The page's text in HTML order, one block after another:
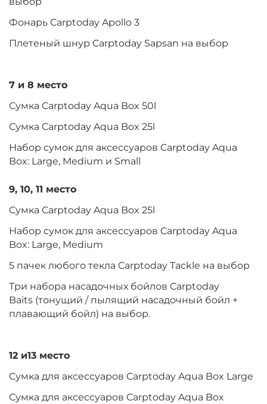
Фонарь Carptoday Apollo 3
Плетеный шнур Carptoday Sapsan на выбор
7 и 8 место
Сумка Carptoday Aqua Box 50l
Сумка Carptoday Aqua Box 25l
Набор сумок для аксессуаров Carptoday Aqua
Box: Large, Medium и Small
9, 10, 11 место
Сумка Carptoday Aqua Box 25l
Набор сумок для аксессуаров Carptoday Aqua
Box: Large, Medium
5 пачек любого текла Carptoday Tackle на выбор
Три набора насадочных бойлов Carptoday
Baits (тонущий / пылящий насадочный бойл +
плавающий бойл) на выбор.
12 и13 место
Сумка для аксессуаров Carptoday Aqua Box Large
Сумка для аксессуаров Carptoday Aqua Box